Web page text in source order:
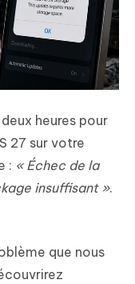
heures pour
27 sur votre
: « Échec de la
insuffisant ».
que nous